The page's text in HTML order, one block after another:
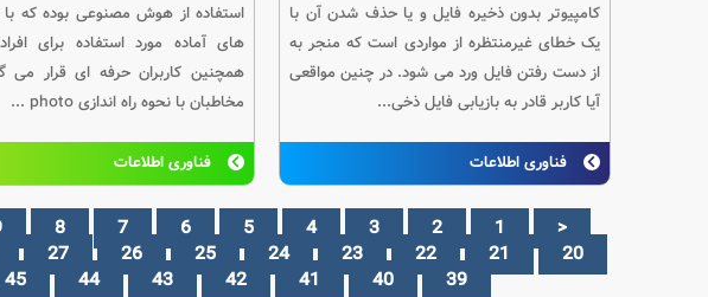
کامپیوتر بدون ذخیره فایل و یا حذف شدن آن با
یک خطای غیرمنتظره از مواردی است که منجر به
از دست رفتن فایل ورد می شود. در چنین مواقعی
آیا کاربر قادر به بازیابی فایل ذخی...
فناوری اطلاعات
استفاده از هوش مصنوعی بوده که با
های آماده مورد استفاده برای
همچنین کاربران حرفه ای قرار می
مخاطبان با نحوه راه اندازی photo ...
فناوری اطلاعات
<
1
2
3
4
5
6
7
8
20
21
22
23
24
25
26
27
39
40
41
42
43
44
45